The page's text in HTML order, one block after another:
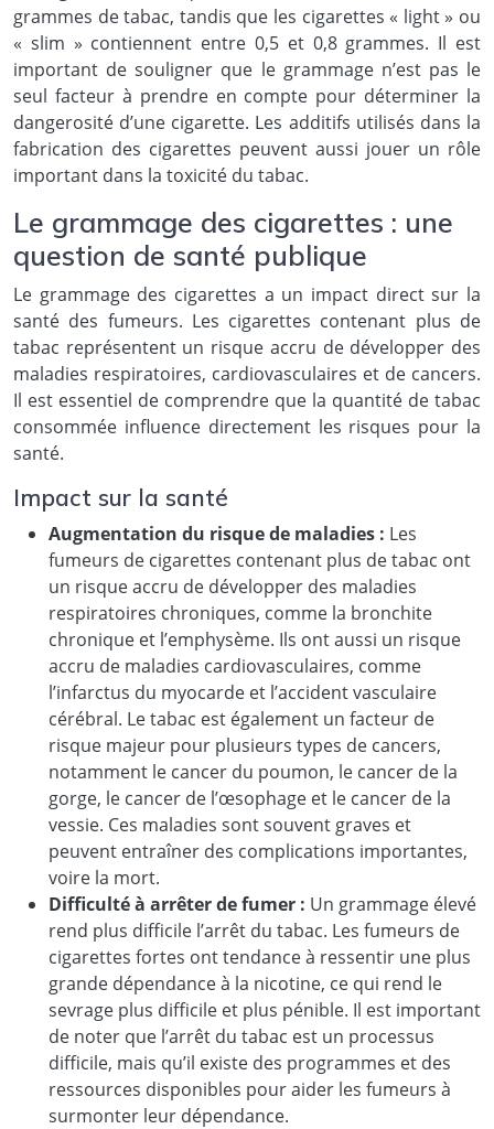
grammes de tabac, tandis que les cigarettes « light » ou
« slim » contiennent entre 0,5 et 0,8 grammes. Il est
important de souligner que le grammage n’est pas le
seul facteur à prendre en compte pour déterminer la
dangerosité d’une cigarette. Les additifs utilisés dans la
fabrication des cigarettes peuvent aussi jouer un rôle
important dans la toxicité du tabac.
Le grammage des cigarettes : une
question de santé publique
Le grammage des cigarettes a un impact direct sur la
santé des fumeurs. Les cigarettes contenant plus de
tabac représentent un risque accru de développer des
maladies respiratoires, cardiovasculaires et de cancers.
Il est essentiel de comprendre que la quantité de tabac
consommée influence directement les risques pour la
santé.
Impact sur la santé
Augmentation du risque de maladies : Les
fumeurs de cigarettes contenant plus de tabac ont
un risque accru de développer des maladies
respiratoires chroniques, comme la bronchite
chronique et l’emphysème. Ils ont aussi un risque
accru de maladies cardiovasculaires, comme
l’infarctus du myocarde et l’accident vasculaire
cérébral. Le tabac est également un facteur de
risque majeur pour plusieurs types de cancers,
notamment le cancer du poumon, le cancer de la
gorge, le cancer de l’œsophage et le cancer de la
vessie. Ces maladies sont souvent graves et
peuvent entraîner des complications importantes,
voire la mort.
Difficulté à arrêter de fumer : Un grammage élevé
rend plus difficile l’arrêt du tabac. Les fumeurs de
cigarettes fortes ont tendance à ressentir une plus
grande dépendance à la nicotine, ce qui rend le
sevrage plus difficile et plus pénible. Il est important
de noter que l’arrêt du tabac est un processus
difficile, mais qu’il existe des programmes et des
ressources disponibles pour aider les fumeurs à
surmonter leur dépendance.